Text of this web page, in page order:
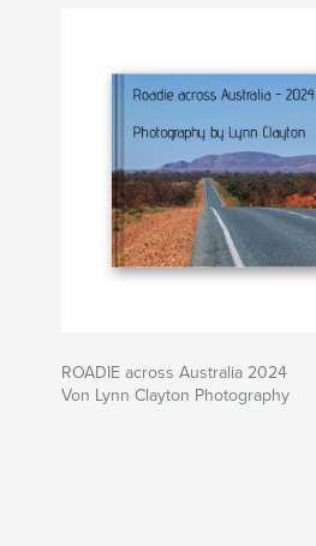
ROADIE across Australia 2024
Von Lynn Clayton Photography